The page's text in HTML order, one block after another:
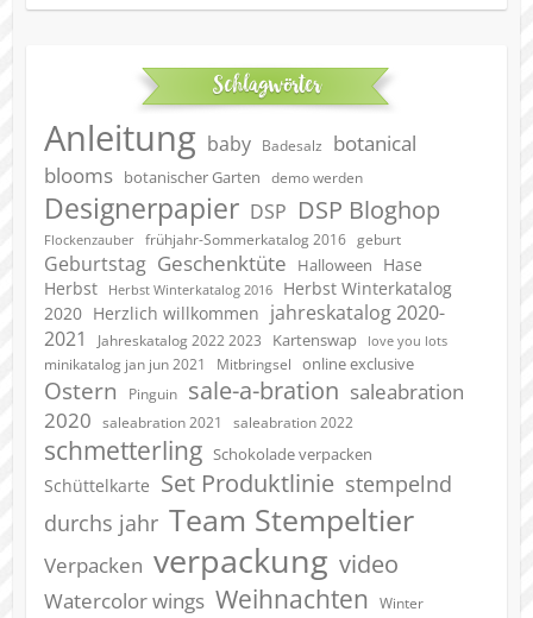
Schlagwörter
Anleitung baby Badesalz
botanical
blooms botanischer Garten demo werden
Designerpapier DSP DSP Bloghop
Flockenzauber frühjahr-Sommerkatalog 2016 geburt
Geburtstag Geschenktüte Halloween
Hase
Herbst
Herbst Winterkatalog 2016
Herbst Winterkatalog
2020 Herzlich willkommen jahreskatalog 2020-
2021
Jahreskatalog 2022 2023 Kartenswap love you lots
minikatalog jan jun 2021 Mitbringsel online exclusive
Ostern Pinguin sale-a-bration saleabration
2020
saleabration 2021 saleabration 2022
schmetterling Schokolade verpacken
Schüttelkarte Set Produktlinie stempelnd
durchs jahr Team Stempeltier
Verpacken verpackung video
Watercolor wings Weihnachten Winter